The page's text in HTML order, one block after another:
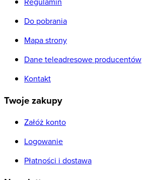
Do pobrania
Mapa strony
Dane teleadresowe producentów
Kontakt
Twoje zakupy
Załóż konto
Logowanie
Płatności i dostawa